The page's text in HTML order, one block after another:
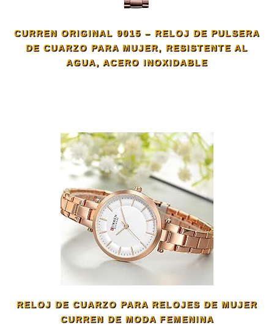
CURREN ORIGINAL 9015 – RELOJ DE PULSERA
DE CUARZO PARA MUJER, RESISTENTE AL
AGUA, ACERO INOXIDABLE
RELOJ DE CUARZO PARA RELOJES DE MUJER
CURREN DE MODA FEMENINA